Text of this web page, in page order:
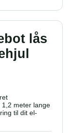
lås
1,2 meter lange
til dit el-